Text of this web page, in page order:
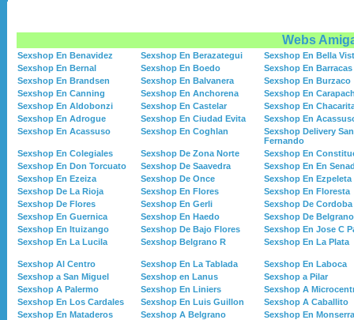
Webs
Sexshop En Benavidez Sexshop En Berazategui
Sexshop En Bella
Sexshop En Bernal
Sexshop En Boedo
Sexshop En Barracas
Sexshop En Brandsen
Sexshop En Balvanera
Sexshop En Burzaco
Sexshop En Canning
Sexshop En Anchorena
Sexshop En
Sexshop En Aldobonzi
Sexshop En Castelar
Sexshop En
Sexshop En Adrogue
Sexshop En Ciudad Evita
Sexshop En
Sexshop En Acassuso
Sexshop En Coghlan
Sexshop Delivery San
Fernando
Sexshop En Colegiales
Sexshop De Zona Norte
Sexshop En
Sexshop En Don Torcuato
Sexshop De Saavedra
Sexshop En En
Sexshop En Ezeiza
Sexshop De Once
Sexshop En Ezpeleta
Sexshop De La Rioja
Sexshop En Flores
Sexshop En Floresta
Sexshop De Flores
Sexshop En Gerli
Sexshop De Cordoba
Sexshop En Guernica
Sexshop En Haedo
Sexshop De
Sexshop En Ituizango
Sexshop De Bajo Flores
Sexshop En Jose C
Sexshop En La Lucila
Sexshop Belgrano R Sexshop En La Plata
Sexshop Al Centro Sexshop En La Tablada
Sexshop En Laboca
Sexshop a San Miguel
Sexshop en Lanus
Sexshop a Pilar
Sexshop A Palermo
Sexshop En Liniers
Sexshop A
Sexshop En Los Cardales
Sexshop En Luis Guillon
Sexshop A Caballito
Sexshop En Mataderos
Sexshop A Belgrano
Sexshop En